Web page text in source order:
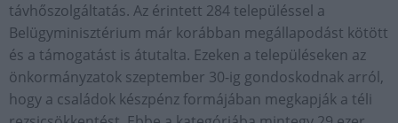
távhőszolgáltatás. Az érintett 284 településsel a
Belügyminisztérium már korábban megállapodást kötött
és a támogatást is átutalta. Ezeken a településeken az
önkormányzatok szeptember 30-ig gondoskodnak arról,
hogy a családok készpénz formájában megkapják a téli